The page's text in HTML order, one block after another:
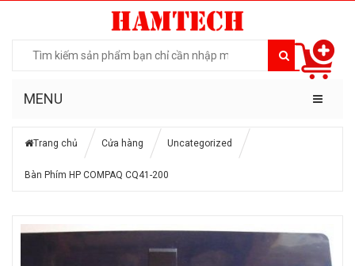
MENU
Trang chủ Cửa hàng Uncategorized
Bàn Phím HP COMPAQ CQ41-200